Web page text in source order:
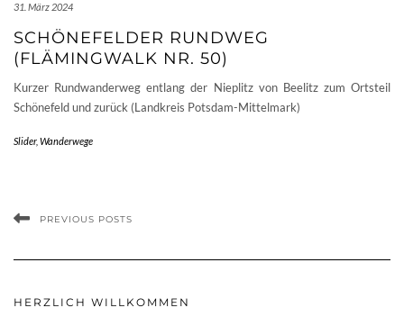
31. März 2024
SCHÖNEFELDER RUNDWEG
(FLÄMINGWALK NR. 50)
Kurzer Rundwanderweg entlang der Nieplitz von Beelitz zum Ortsteil
Schönefeld und zurück (Landkreis Potsdam-Mittelmark)
Slider, Wanderwege
PREVIOUS POSTS
HERZLICH WILLKOMMEN